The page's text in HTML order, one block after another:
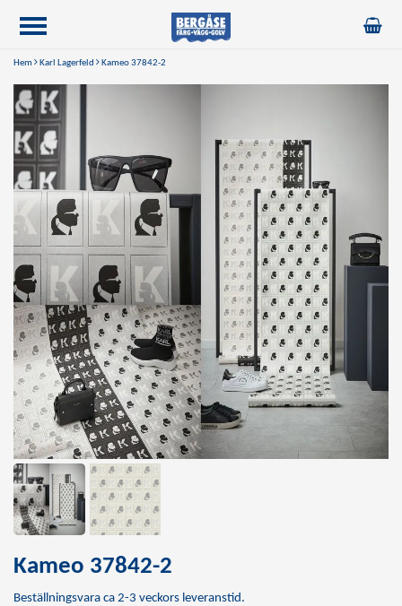
Hem Karl Lagerfeld Kameo 37842-2
Kameo 37842-2
Beställningsvara ca 2-3 veckors leveranstid.